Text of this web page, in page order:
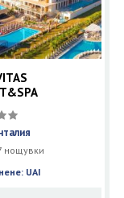
нощувки
UAI